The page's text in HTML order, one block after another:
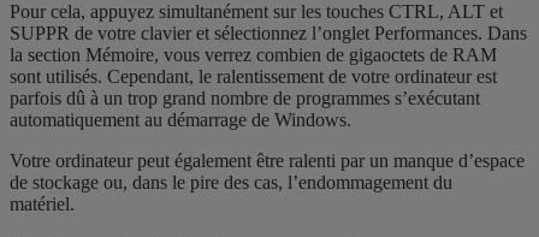
Pour cela, appuyez simultanément sur les touches CTRL, ALT et
SUPPR de votre clavier et sélectionnez l’onglet Performances. Dans
la section Mémoire, vous verrez combien de gigaoctets de RAM
sont utilisés. Cependant, le ralentissement de votre ordinateur est
parfois dû à un trop grand nombre de programmes s’exécutant
automatiquement au démarrage de Windows.
Votre ordinateur peut également être ralenti par un manque d’espace
de stockage ou, dans le pire des cas, l’endommagement du
matériel.